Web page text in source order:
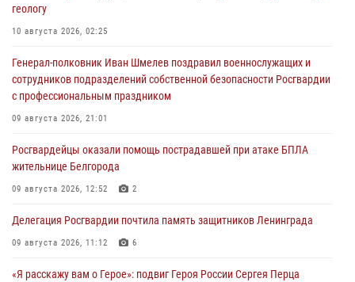
геологу
10 августа 2026, 02:25
Генерал-полковник Иван Шмелев поздравил военнослужащих и
сотрудников подразделений собственной безопасности Росгвардии
с профессиональным праздником
09 августа 2026, 21:01
Росгвардейцы оказали помощь пострадавшей при атаке БПЛА
жительнице Белгорода
09 августа 2026, 12:52 2
Делегация Росгвардии почтила память защитников Ленинграда
09 августа 2026, 11:12 6
«Я расскажу вам о Герое»: подвиг Героя России Сергея Перца